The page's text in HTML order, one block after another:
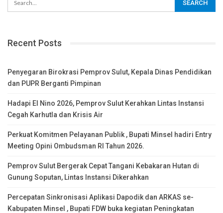
Recent Posts
Penyegaran Birokrasi Pemprov Sulut, Kepala Dinas Pendidikan
dan PUPR Berganti Pimpinan
Hadapi El Nino 2026, Pemprov Sulut Kerahkan Lintas Instansi
Cegah Karhutla dan Krisis Air
Perkuat Komitmen Pelayanan Publik , Bupati Minsel hadiri Entry
Meeting Opini Ombudsman RI Tahun 2026.
Pemprov Sulut Bergerak Cepat Tangani Kebakaran Hutan di
Gunung Soputan, Lintas Instansi Dikerahkan
Percepatan Sinkronisasi Aplikasi Dapodik dan ARKAS se-
Kabupaten Minsel , Bupati FDW buka kegiatan Peningkatan